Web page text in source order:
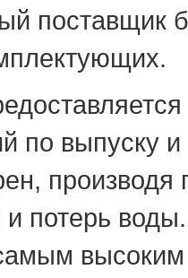
поставщик
по выпуску и
производя
потерь
высоким